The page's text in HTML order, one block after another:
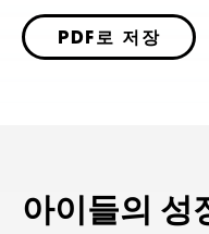
PDF로 저장
아이들의 성